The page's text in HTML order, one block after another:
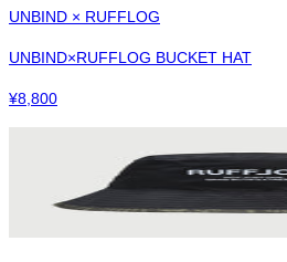
UNBIND × RUFFLOG
UNBIND×RUFFLOG BUCKET HAT
¥8,800